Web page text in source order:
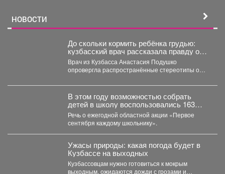
НОВОСТИ
До скольки кормить ребёнка грудью:
кузбасский врач рассказала правду о
лактации
Врач из Кузбасса Анастасия Подушко
опровергла распространённые стереотипы о
заведующей...
В этом году возможностью собрать
детей в школу воспользовались 163
малообеспеченные семьи
Междуреченска.
Речь о ежегодной областной акции «Первое
сентября каждому школьнику».
Ужасы природы: какая погода будет в
Кузбассе на выходных
Кузбассовцам нужно готовиться к мокрым
выходным, ожидаются дожди с грозами и